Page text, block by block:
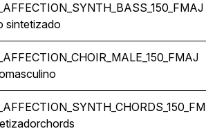
sintetizado
masculino
chords